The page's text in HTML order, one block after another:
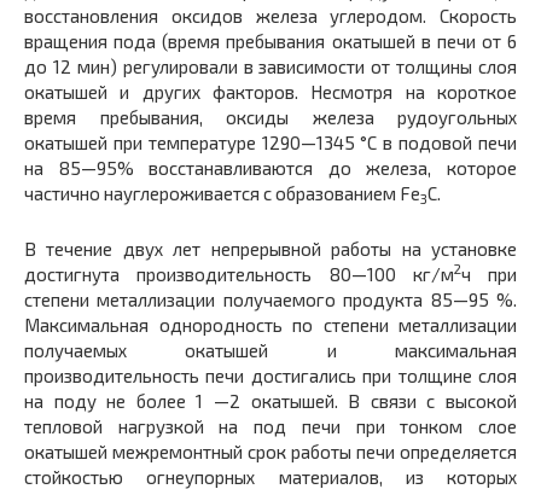
восстановления оксидов железа углеродом. Скорость
вращения пода (время пребывания окатышей в печи от 6
до 12 мин) регулировали в зависимости от толщины слоя
окатышей и других факторов. Несмотря на короткое
время пребывания, оксиды железа рудоугольных
окатышей при температуре 1290—1345 °С в подовой печи
на 85—95% восстанавливаются до железа, которое
частично науглероживается с образованием Fe3С.
В течение двух лет непрерывной работы на установке
достигнута производительность 80—100 кг/м2ч при
степени металлизации получаемого продукта 85—95 %.
Максимальная однородность по степени металлизации
получаемых окатышей и максимальная
производительность печи достигались при толщине слоя
на поду не более 1 —2 окатышей. В связи с высокой
тепловой нагрузкой на под печи при тонком слое
окатышей межремонтный срок работы печи определяется
стойкостью огнеупорных материалов, из которых